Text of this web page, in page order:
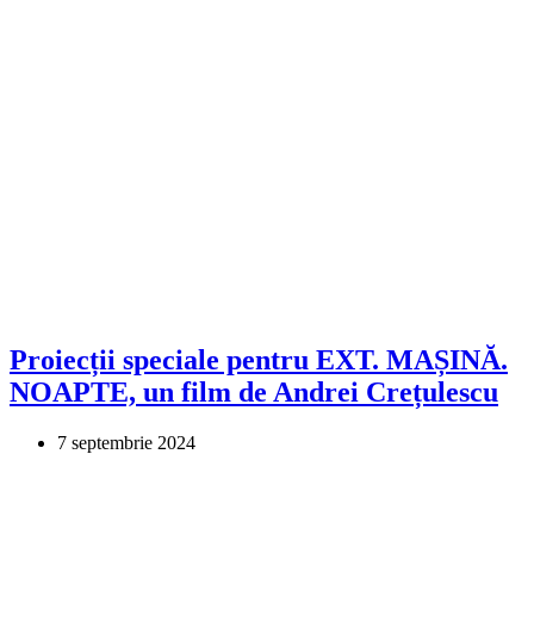
Proiecții speciale pentru EXT. MAȘINĂ.
NOAPTE, un film de Andrei Crețulescu
7 septembrie 2024